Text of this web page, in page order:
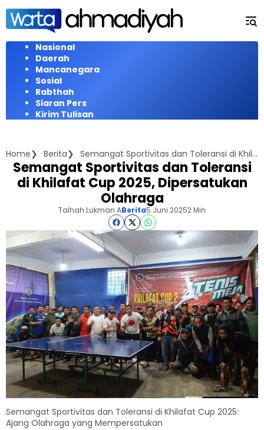
Langsung
konten
Nasional
Daerah
Mancanegara
Sosial
Rabthah
Siaran Pers
Kirim Tulisan
Home Berita Semangat Sportivitas dan Toleransi di Khilafat Cup 2025, Dipersatukan Olahraga
Semangat Sportivitas dan Toleransi
di Khilafat Cup 2025, Dipersatukan
Olahraga
Talhah Lukman ABerita5 Juni 20252 Min
Semangat Sportivitas dan Toleransi di Khilafat Cup 2025:
Ajang Olahraga yang Mempersatukan